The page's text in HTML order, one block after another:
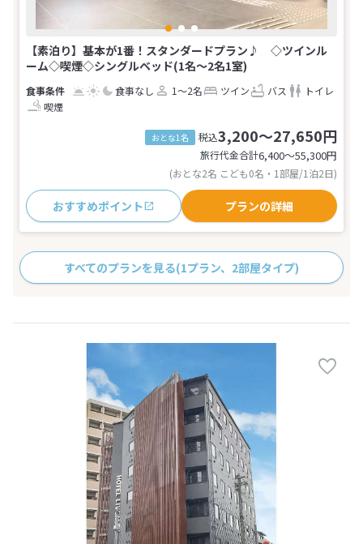
【素泊り】基本が1番！スタンダードプラン♪ ◇ツインル
ーム◇喫煙◇シングルベッド(1名～2名1室)
食事なし 1～2名 ツイン バス
トイレ
喫煙
おとな1名 税込3,200～27,650円
旅行代金合計6,400〜55,300円
(おとな2名 こども0名・1部屋/1泊2日)
おすすめポイント プランの詳細
すべてのプランを見る(1プラン、2部屋タイプ)